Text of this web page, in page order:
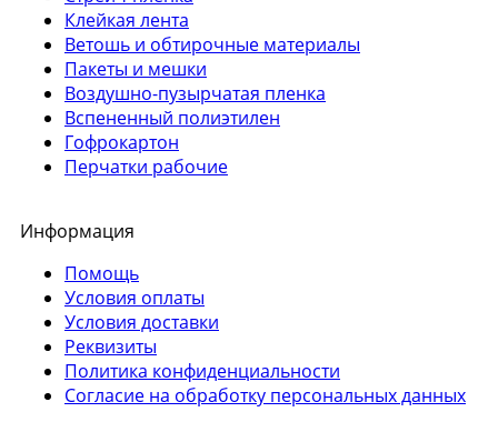
Клейкая лента
Ветошь и обтирочные материалы
Пакеты и мешки
Воздушно-пузырчатая пленка
Вспененный полиэтилен
Гофрокартон
Перчатки рабочие
Информация
Помощь
Условия оплаты
Условия доставки
Реквизиты
Политика конфиденциальности
Согласие на обработку персональных данных